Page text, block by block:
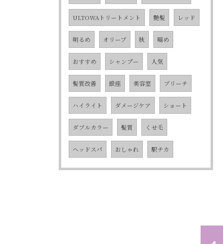
ULTOWAトリートメント 艶髪 レッド
明るめ オリーブ 秋 暗め
おすすめ シャンプー 人気
髪質改善 銀座 美容室 ブリーチ
ハイライト ダメージケア ショート
ダブルカラー 髪質 くせ毛
ヘッドスパ おしゃれ 駅チカ